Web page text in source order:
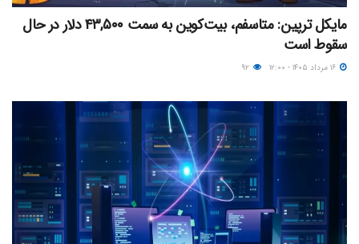
مایکل ترپین: متاسفم، بیت‌کوین به سمت ۴۳,۵۰۰ دلار در حال
سقوط است